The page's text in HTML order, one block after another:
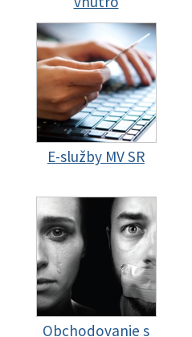
E-služby MV SR
Obchodovanie s